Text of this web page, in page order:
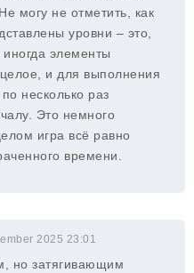
могу не отметить, как
уровни – это,
элементы
и для выполнения
несколько раз
Это немного
игра всё равно
времени.
2025 23:01
но затягивающим